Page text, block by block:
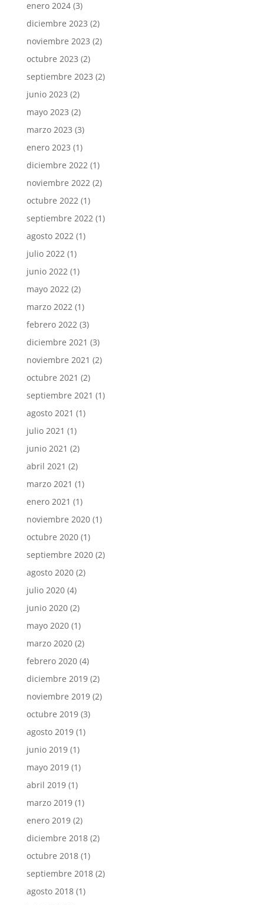
enero 2024(3)
diciembre 2023 (2)
noviembre 2023 (2)
octubre 2023 (2)
septiembre 2023 (2)
junio 2023 (2)
mayo 2023 (2)
marzo 2023 (3)
enero 2023 (1)
diciembre 2022 (1)
noviembre 2022 (2)
octubre 2022 (1)
septiembre 2022 (1)
agosto 2022 (1)
julio 2022 (1)
junio 2022 (1)
mayo 2022 (2)
marzo 2022 (1)
febrero 2022 (3)
diciembre 2021 (3)
noviembre 2021 (2)
octubre 2021 (2)
septiembre 2021 (1)
agosto 2021 (1)
julio 2021 (1)
junio 2021 (2)
abril 2021 (2)
marzo 2021 (1)
enero 2021 (1)
noviembre 2020(1)
octubre 2020(1)
septiembre 2020(2)
agosto 2020(2)
julio 2020(4)
junio 2020(2)
mayo 2020(1)
marzo 2020(2)
febrero 2020(4)
diciembre 2019(2)
noviembre 2019(2)
octubre 2019(3)
agosto 2019(1)
junio 2019(1)
mayo 2019(1)
abril 2019(1)
marzo 2019(1)
enero 2019(2)
diciembre 2018(2)
octubre 2018(1)
septiembre 2018(2)
agosto 2018(1)